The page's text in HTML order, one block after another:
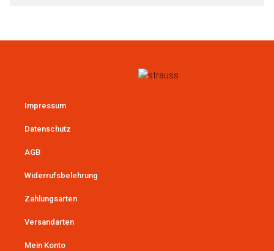
Impressum
Datenschutz
AGB
Widerrufsbelehrung
Zahlungsarten
Versandarten
Mein Konto